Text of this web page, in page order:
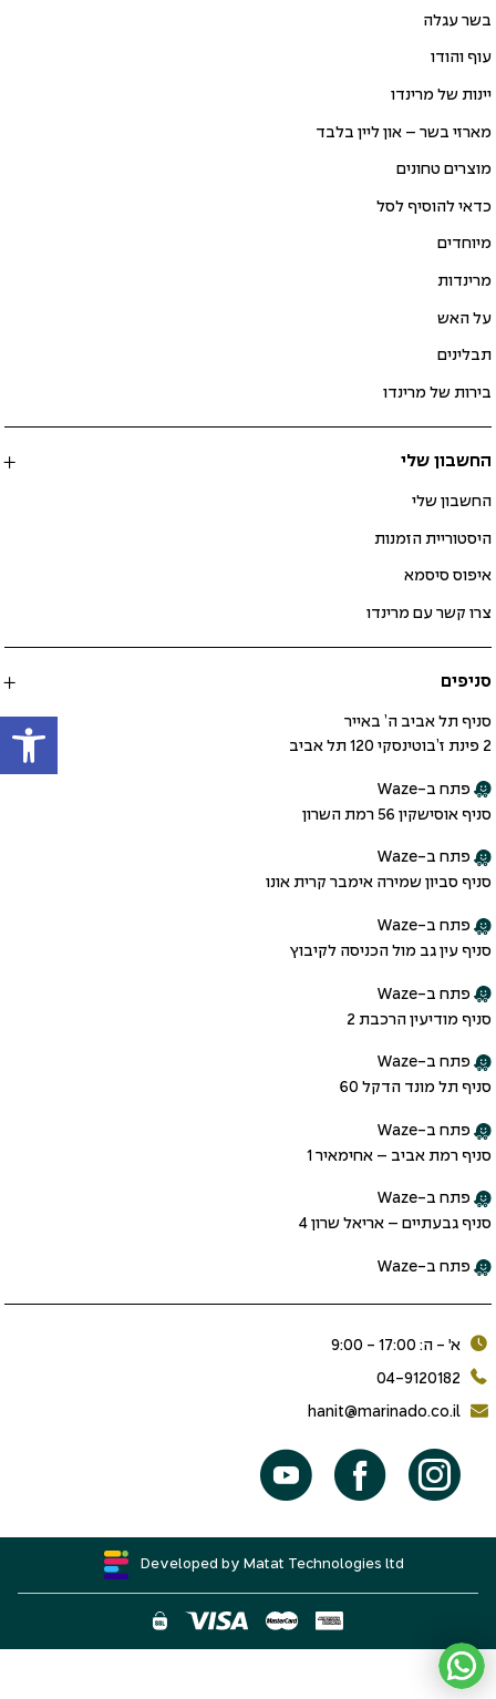
בשר עגלה
עוף והודו
יינות של מרינדו
מארזי בשר – און ליין בלבד
מוצרים טחונים
כדאי להוסיף לסל
מיוחדים
מרינדות
על האש
תבלינים
בירות של מרינדו
החשבון שלי
החשבון שלי
היסטוריית הזמנות
איפוס סיסמא
צרו קשר עם מרינדו
סניפים
סניף תל אביב ה’ באייר
2 פינת ז’בוטינסקי 120 תל אביב
פתח ב-Waze
סניף אוסישקין 56 רמת השרון
פתח ב-Waze
סניף סביון שמירה אימבר קרית אונו
פתח ב-Waze
סניף עין גב מול הכניסה לקיבוץ
פתח ב-Waze
סניף מודיעין הרכבת 2
פתח ב-Waze
סניף תל מונד הדקל 60
פתח ב-Waze
סניף רמת אביב – אחימאיר 1
פתח ב-Waze
סניף גבעתיים – אריאל שרון 4
פתח ב-Waze
א׳ - ה: 17:00 - 9:00
04-9120182
hanit@marinado.co.il
Developed by Matat Technologies ltd